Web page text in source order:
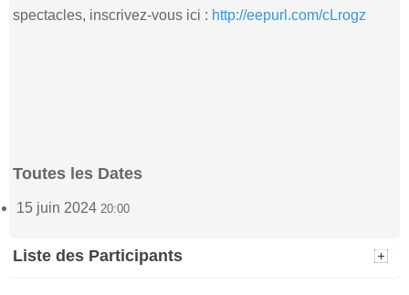
spectacles, inscrivez-vous ici : http://eepurl.com/cLrogz
Toutes les Dates
15 juin 2024 20:00
Liste des Participants